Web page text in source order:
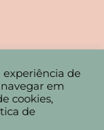
de
em
cookies,
de